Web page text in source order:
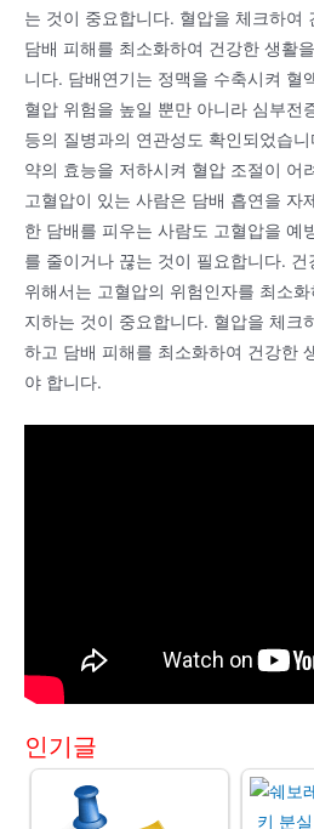
는 것이 중요합니다. 혈압을 체크하여
담배 피해를 최소화하여 건강한 생활
니다. 담배연기는 정맥을 수축시켜 혈
혈압 위험을 높일 뿐만 아니라 심부전
등의 질병과의 연관성도 확인되었습
약의 효능을 저하시켜 혈압 조절이 어
고혈압이 있는 사람은 담배 흡연을 자
한 담배를 피우는 사람도 고혈압을 예
를 줄이거나 끊는 것이 필요합니다.
위해서는 고혈압의 위험인자를 최소
지하는 것이 중요합니다. 혈압을 체크
하고 담배 피해를 최소화하여 건강한
야 합니다.
인기글